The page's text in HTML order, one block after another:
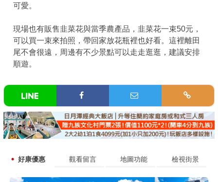
可愛。
現場也有販售韭菜花與當季農產品，韭菜花一束50元，
可以買一束來拍照，帶回家放花瓶裡也好看。這裡離田
尾不會很遠，周邊有不少景點可以走走逛逛，建議安排
順遊。
好康優惠 觀看留言 地圖功能 檢視街景